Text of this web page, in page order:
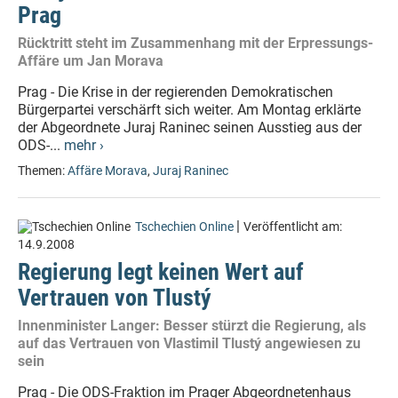
Prag
Rücktritt steht im Zusammenhang mit der Erpressungs-
Affäre um Jan Morava
Prag - Die Krise in der regierenden Demokratischen
Bürgerpartei verschärft sich weiter. Am Montag erklärte
der Abgeordnete Juraj Raninec seinen Ausstieg aus der
ODS-... mehr ›
Themen:Affäre Morava, Juraj Raninec
Tschechien Online | Veröffentlicht am:
14.9.2008
Regierung legt keinen Wert auf
Vertrauen von Tlustý
Innenminister Langer: Besser stürzt die Regierung, als
auf das Vertrauen von Vlastimil Tlustý angewiesen zu
sein
Prag - Die ODS-Fraktion im Prager Abgeordnetenhaus